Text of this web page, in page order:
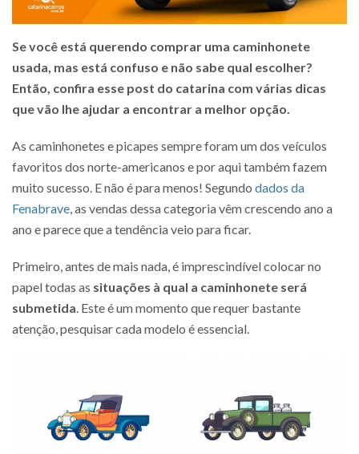
Se você está querendo comprar uma caminhonete
usada, mas está confuso e não sabe qual escolher?
Então, confira esse post do catarina com várias dicas
que vão lhe ajudar a encontrar a melhor opção.
As caminhonetes e picapes sempre foram um dos veículos
favoritos dos norte-americanos e por aqui também fazem
muito sucesso. E não é para menos! Segundo dados da
Fenabrave, as vendas dessa categoria vêm crescendo ano a
ano e parece que a tendência veio para ficar.
Primeiro, antes de mais nada, é imprescindível colocar no
papel todas as situações à qual a caminhonete será
submetida. Este é um momento que requer bastante
atenção, pesquisar cada modelo é essencial.